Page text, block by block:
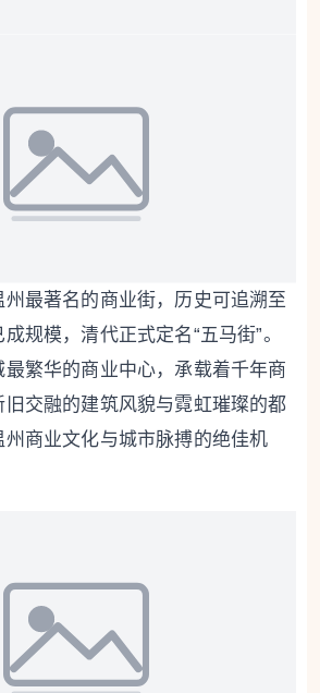
州最著名的商业街，历史可追溯至
规模，清代正式定名“五马街”。
繁华的商业中心，承载着千年商
交融的建筑风貌与霓虹璀璨的都
商业文化与城市脉搏的绝佳机